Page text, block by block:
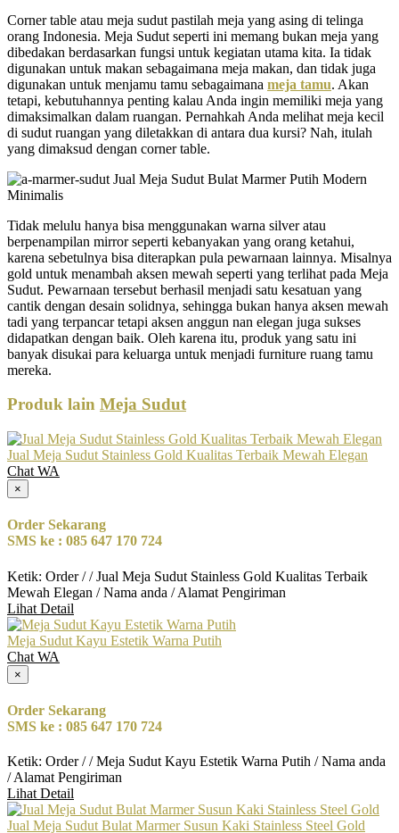
Corner table atau meja sudut pastilah meja yang asing di telinga
orang Indonesia. Meja Sudut seperti ini memang bukan meja yang
dibedakan berdasarkan fungsi untuk kegiatan utama kita. Ia tidak
digunakan untuk makan sebagaimana meja makan, dan tidak juga
digunakan untuk menjamu tamu sebagaimana meja tamu. Akan
tetapi, kebutuhannya penting kalau Anda ingin memiliki meja yang
dimaksimalkan dalam ruangan. Pernahkah Anda melihat meja kecil
di sudut ruangan yang diletakkan di antara dua kursi? Nah, itulah
yang dimaksud dengan corner table.
Tidak melulu hanya bisa menggunakan warna silver atau
berpenampilan mirror seperti kebanyakan yang orang ketahui,
karena sebetulnya bisa diterapkan pula pewarnaan lainnya. Misalnya
gold untuk menambah aksen mewah seperti yang terlihat pada Meja
Sudut. Pewarnaan tersebut berhasil menjadi satu kesatuan yang
cantik dengan desain solidnya, sehingga bukan hanya aksen mewah
tadi yang terpancar tetapi aksen anggun nan elegan juga sukses
didapatkan dengan baik. Oleh karena itu, produk yang satu ini
banyak disukai para keluarga untuk menjadi furniture ruang tamu
mereka.
Produk lain Meja Sudut
Jual Meja Sudut Stainless Gold Kualitas Terbaik Mewah Elegan
Chat WA
×
Order Sekarang
SMS ke : 085 647 170 724
Ketik: Order / / Jual Meja Sudut Stainless Gold Kualitas Terbaik
Mewah Elegan / Nama anda / Alamat Pengiriman
Lihat Detail
Meja Sudut Kayu Estetik Warna Putih
Chat WA
×
Order Sekarang
SMS ke : 085 647 170 724
Ketik: Order / / Meja Sudut Kayu Estetik Warna Putih / Nama anda
/ Alamat Pengiriman
Lihat Detail
Jual Meja Sudut Bulat Marmer Susun Kaki Stainless Steel Gold